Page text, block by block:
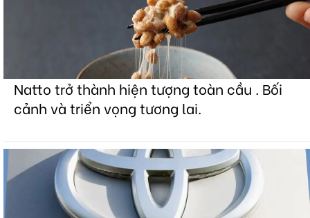
Natto trở thành hiện tượng toàn cầu . Bối
cảnh và triển vọng tương lai.